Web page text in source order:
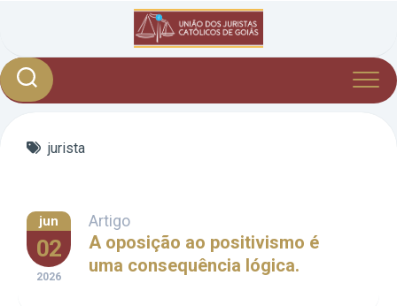
jurista
jun
02
2026
Artigo
A oposição ao positivismo é
uma consequência lógica.